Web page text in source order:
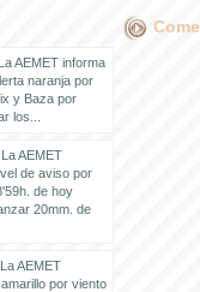
AEMET informa
naranja por
y Baza por
los...
AEMET
de aviso por
de hoy
20mm. de
AEMET
por viento